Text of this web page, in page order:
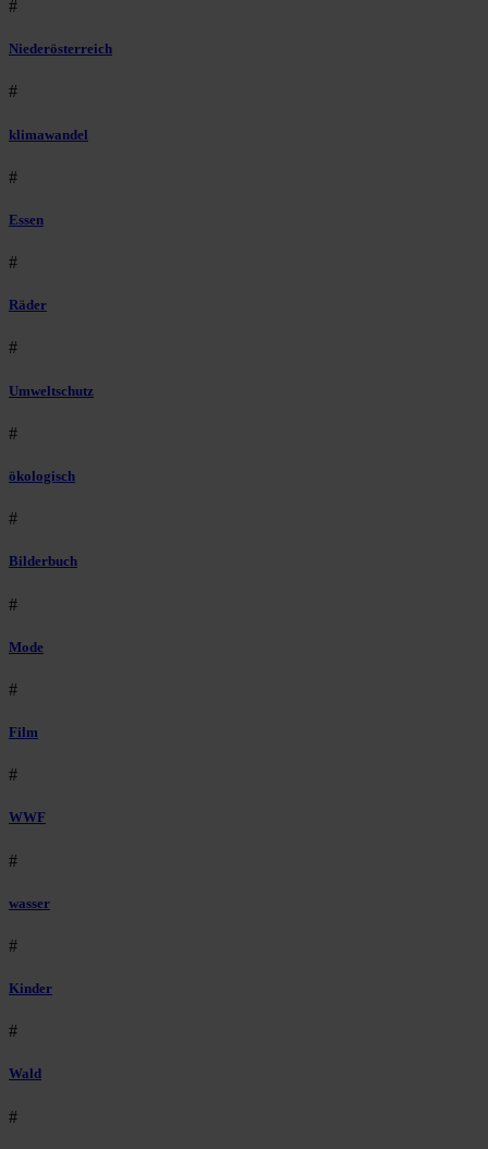
#
Niederösterreich
#
klimawandel
#
Essen
#
Räder
#
Umweltschutz
#
ökologisch
#
Bilderbuch
#
Mode
#
Film
#
WWF
#
wasser
#
Kinder
#
Wald
#